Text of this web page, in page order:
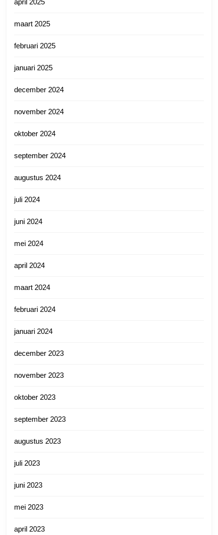
maart 2025
februari 2025
januari 2025
december 2024
november 2024
oktober 2024
september 2024
augustus 2024
juli 2024
juni 2024
mei 2024
april 2024
maart 2024
februari 2024
januari 2024
december 2023
november 2023
oktober 2023
september 2023
augustus 2023
juli 2023
juni 2023
mei 2023
april 2023